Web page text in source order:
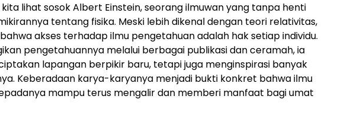
lihat sosok Albert Einstein, seorang ilmuwan yang tanpa henti
tentang fisika. Meski lebih dikenal dengan teori relativitas,
akses terhadap ilmu pengetahuan adalah hak setiap individu.
pengetahuannya melalui berbagai publikasi dan ceramah, ia
lapangan berpikir baru, tetapi juga menginspirasi banyak
Keberadaan karya-karyanya menjadi bukti konkret bahwa ilmu
mampu terus mengalir dan memberi manfaat bagi umat